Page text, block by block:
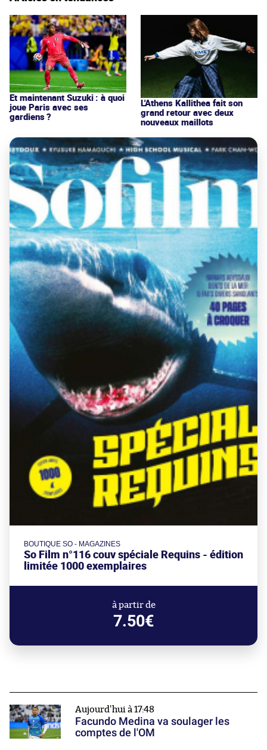
Et maintenant Suzuki : à quoi
joue Paris avec ses
gardiens ?
L'Athens Kallithea fait son
grand retour avec deux
nouveaux maillots
BOUTIQUE SO - MAGAZINES
So Film n°116 couv spéciale Requins - édition
limitée 1000 exemplaires
à partir de
7.50€
Aujourd'hui à 17:48
Facundo Medina va soulager les
comptes de l'OM